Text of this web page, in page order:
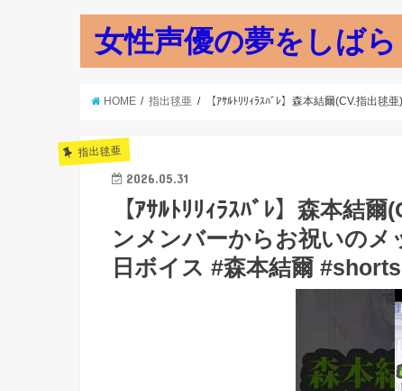
女性声優の夢をしば
HOME 指出毬亜 【ｱｻﾙﾄﾘﾘｨﾗｽﾊﾞﾚ】森本結爾(CV.指出
指出毬亜
2026.05.31
【ｱｻﾙﾄﾘﾘｨﾗｽﾊﾞﾚ】森本結
ンメンバーからお祝いの
日ボイス #森本結爾 #shorts